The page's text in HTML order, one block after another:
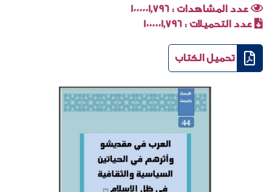
عدد المشاهدات : 1000001٬796
عدد التحميلات : 1000001٬796
تحميل الكتاب